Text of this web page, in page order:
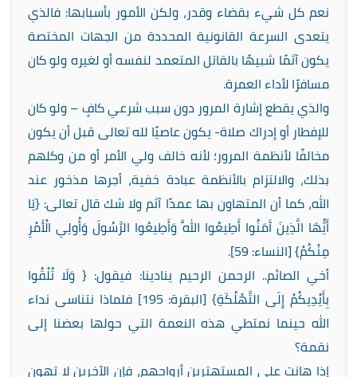
نعم كل شيء بقضاء وقدر، ولكن الأمور بأسبابها: فالذي
يتعدى السرعة القانونية المحددة من الجهات المختصة
يكون آثمًا شبيهًا بالقاتل المتعمد لنفسه أو لغيره ولو كان
مسافرًا لأداء العمرة.
والذي يقطع إشارة المرور دون سبب شرعي كافٍ – ولو كان
للإفطار أو إدراك صلاة- يكون عاصيًا لله تعالى قبل أن يكون
مخالفًا لأنظمة المرور؛ لأنه خالف ولي الأمر أو من وكلهم
بذلك، والالتزام بالأنظمة عبادة خفية، أجرها مذخور عند
الله، كما أن المتهاون بها عمدًا آثم ولا شك قال تعالى: {يَا
أَيُّهَا الَّذِينَ آَمَنُوا أَطِيعُوا اللَّهَ وَأَطِيعُوا الرَّسُولَ وَأُولِي الْأَمْرِ
مِنْكُمْ} [النساء: 59].
أخي الصائم.. الرحمن الرحيم ينادينا: فيقول: { وَلَا تُلْقُوا
بِأَيْدِيكُمْ إِلَى التَّهْلُكَةِ} [البقرة: 195] فلماذا نتناسى نداء
الله حينما نمتطي هذه النعمة التي حولها بعضنا إلى
نقمة؟
إذا هانت على المستهترين أرواحهم، فإن الآخرين لا تهون